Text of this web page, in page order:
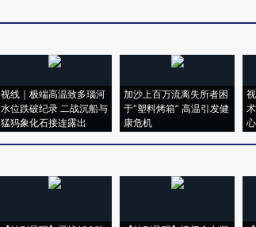
视线｜极端高温致多瑙河
水位跌破纪录 二战沉船与
猛犸象化石接连露出
加沙上百万流离失所者困
于“塑料烤箱” 高温引发健
康危机